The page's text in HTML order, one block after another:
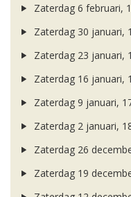
Zaterdag 6 februari,
Zaterdag 30 januari,
Zaterdag 23 januari,
Zaterdag 16 januari,
Zaterdag 9 januari,
Zaterdag 2 januari,
Zaterdag 26
Zaterdag 19